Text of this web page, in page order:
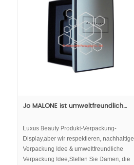
Jo MALONE ist umweltfreundlich…
Luxus Beauty Produkt-Verpackung-
Display,aber wir respektieren, nachhaltige
Verpackung Idee & umweltfreundliche
Verpackung Idee,Stellen Sie Damen, die